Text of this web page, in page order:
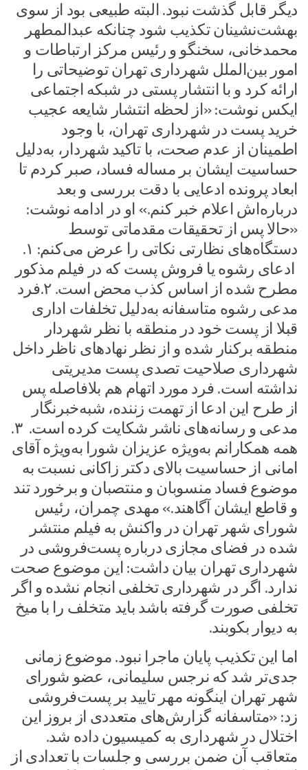
دیگر قابل گذشت نبود. البته طبیعی بود از سوی
بهشت‌نشینان تکذیب شود چنانکه عبدالمطهر
محمدخانی، سخنگو و رئیس مرکز ارتباطات و
امور بین‌الملل شهرداری تهران توضیحاتی را
ارائه کرد و با انتشار پستی در شبکه اجتماعی
ایکس نوشت: ‌«از لحظه انتشار شایعه عجیب
خرید پست در شهرداری تهران، با وجود
اطمینان از عدم صحت، با تاکید شهردار، به‌دلیل
حساسیت ایشان بر مساله فساد، صبر کردم تا
ابعاد پرونده ادعایی با دقت بررسی و بعد
درباره‌اش اعلام خبر کنم.» او در ادامه نوشت:
«حالا پس از تحقیقات مقدماتی توسط
دستگاه‌های نظارتی نکاتی را عرض می‌کنم: ۱.
ادعای رشوه یا فروش پست که در فیلم مذکور
مطرح شده از اساس کذب محض است. ۲.فرد
مدعی رشوه متاسفانه به‌دلیل تخلفات اداری
قبلا از پست خود در منطقه با نظر شهردار
منطقه برکنار شده و از نظر نهادهای ناظر داخل
شهرداری صلاحیت تصدی پست مدیریتی
نداشته است. فرد مورد اتهام هم بلافاصله پس
از طرح این ادعا از تهمت زننده، شبه‌خبرنگار
مدعی و رسانه‌های ناشر شکایت کرده است. ۳.
همه همکارانم به‌ویژه عزیزان شورا به‌ویژه آقای
امانی از حساسیت بالای دکتر زاکانی نسبت به
موضوع فساد منسوبان و منتصبان و برخورد تند
و قاطع ایشان آگاهند.» مهدی چمران، رئیس
شورای شهر تهران در واکنش به فیلم منتشر
شده در فضای مجازی درباره پست‌فروشی در
شهرداری تهران بیان داشت: این موضوع صحت
ندارد. اگر در شهرداری تخلفی انجام نشده و اگر
تخلفی صورت گرفته باشد باید متخلف را با میخ
به دیوار بکوبند.
اما این تکذیب پایان ماجرا نبود. موضوع زمانی
جدی‌تر شد که نرجس سلیمانی، عضو شورای
شهر تهران اینگونه مهر تایید بر پست‌فروشی
زد: «متاسفانه گزارش‌های متعددی از بروز این
اختلال در شهرداری به کمیسیون داده شد.
متعاقب آن ضمن بررسی و جلسات با تعدادی از